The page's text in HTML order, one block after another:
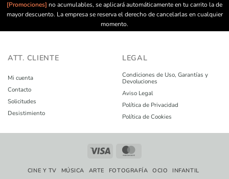
[Promociones] no acumulables, se aplicará automáticamente en tu carrito la de
mayor descuento. La empresa se reserva el derecho de cancelarlas en cualquier
momento.
ATT. CLIENTE
Mi cuenta
Contacto
Solicitudes
Desistimiento
LEGAL
Condiciones de Uso, Garantías y
Devoluciones
Aviso Legal
Política de Privacidad
Política de Cookies
CINE Y TV MÚSICA ARTE FOTOGRAFÍA OCIO INFANTIL